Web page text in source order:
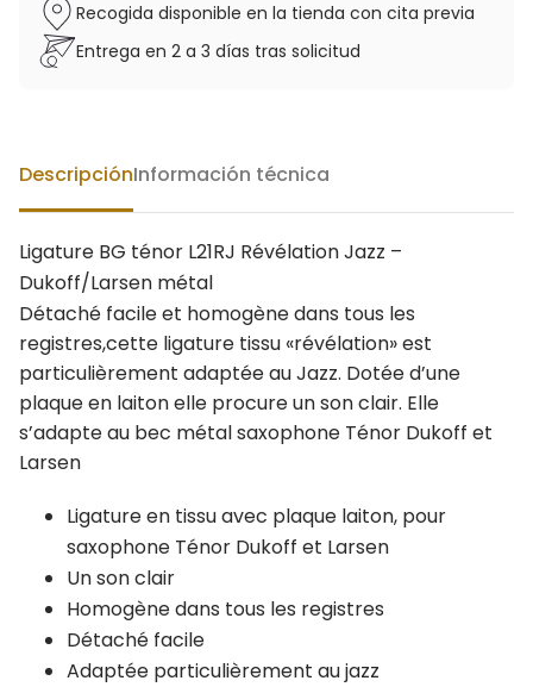
Recogida disponible en la tienda con cita previa
Entrega en 2 a 3 días tras solicitud
DescripciónInformación técnica
Ligature BG ténor L21RJ Révélation Jazz –
Dukoff/Larsen métal
Détaché facile et homogène dans tous les
registres,cette ligature tissu «révélation» est
particulièrement adaptée au Jazz. Dotée d’une
plaque en laiton elle procure un son clair. Elle
s’adapte au bec métal saxophone Ténor Dukoff et
Larsen
Ligature en tissu avec plaque laiton, pour
saxophone Ténor Dukoff et Larsen
Un son clair
Homogène dans tous les registres
Détaché facile
Adaptée particulièrement au jazz